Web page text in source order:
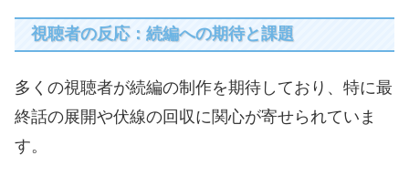
視聴者の反応：続編への期待と課題
多くの視聴者が続編の制作を期待しており、特に最
終話の展開や伏線の回収に関心が寄せられていま
す。